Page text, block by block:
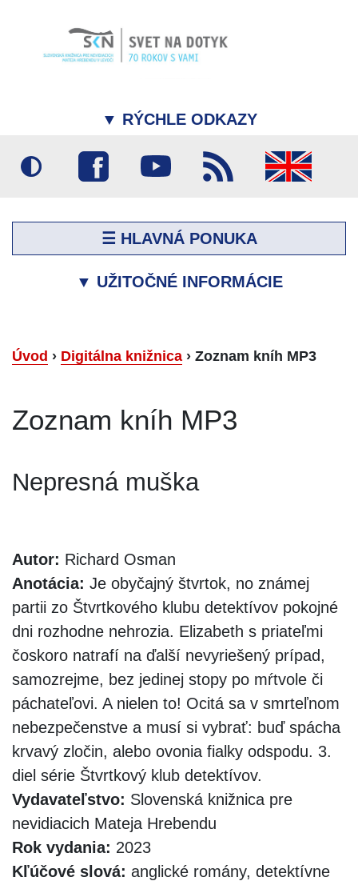
▼ RÝCHLE ODKAZY
☰ HLAVNÁ PONUKA
▼ UŽITOČNÉ INFORMÁCIE
Úvod › Digitálna knižnica › Zoznam kníh MP3
Zoznam kníh MP3
Nepresná muška
Autor: Richard Osman
Anotácia: Je obyčajný štvrtok, no známej
partii zo Štvrtkového klubu detektívov pokojné
dni rozhodne nehrozia. Elizabeth s priateľmi
čoskoro natrafí na ďalší nevyriešený prípad,
samozrejme, bez jedinej stopy po mŕtvole či
páchateľovi. A nielen to! Ocitá sa v smrteľnom
nebezpečenstve a musí si vybrať: buď spácha
krvavý zločin, alebo ovonia fialky odspodu. 3.
diel série Štvrtkový klub detektívov.
Vydavateľstvo: Slovenská knižnica pre
nevidiacich Mateja Hrebendu
Rok vydania: 2023
Kľúčové slová: anglické romány, detektívne